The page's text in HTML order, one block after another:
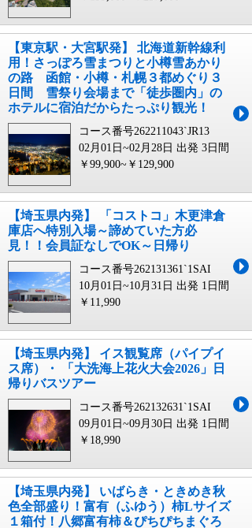
【東京駅・大宮駅発】 北海道新幹線利
用！さっぽろ雪まつりと小樽雪あかり
の路 函館・小樽・札幌３都めぐり３
日間 雪祭り会場まで「徒歩圏内」の
ホテルに宿泊だからたっぷり観光！
コース番号262211043`JR13
02月01日~02月28日 出発 3日間
￥99,900~￥129,900
【埼玉県内発】 「コストコ」木更津倉
庫店へ特別入場～諦めていた方必
見！！会員証なしでOK～日帰り
コース番号262131361`1SAI
10月01日~10月31日 出発 1日間
￥11,990
【埼玉県内発】 イス観覧席（パイプイ
ス席）・ 「大洗海上花火大会2026」日
帰りバスツアー
コース番号262132631`1SAI
09月01日~09月30日 出発 1日間
￥18,990
【埼玉県内発】 いばらき・ときめき秋
色全部盛り！富有（ふゆう）柿Lサイズ
１箱付！八郷富有柿＆ぴちぴちまぐろ